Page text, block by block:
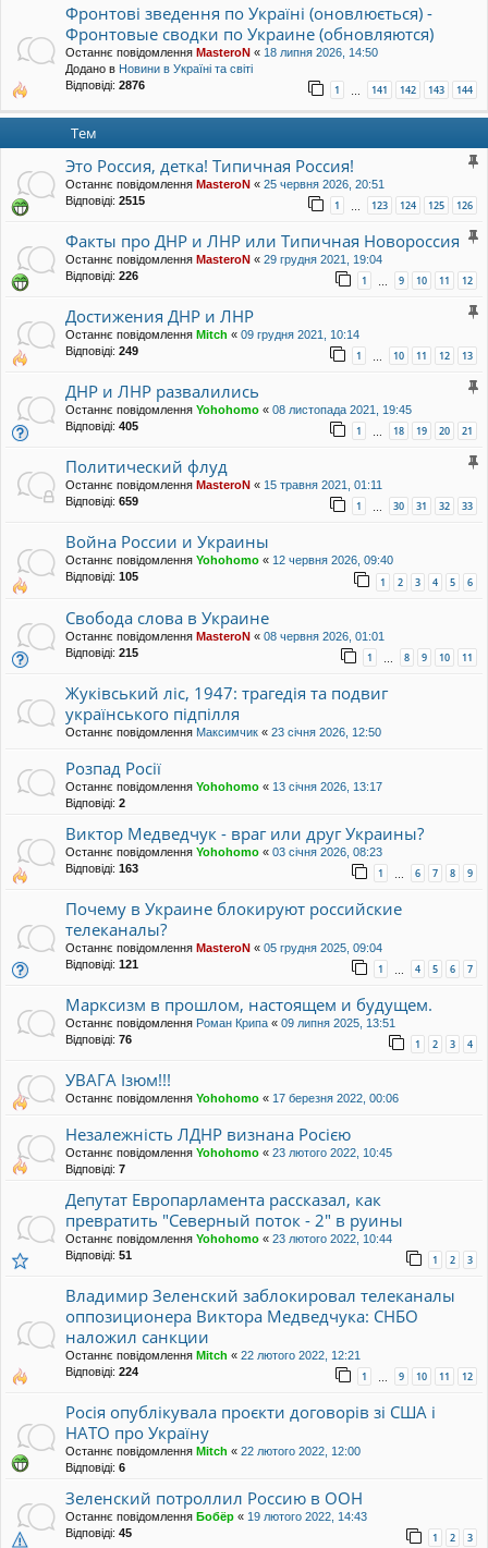
Фронтові зведення по Україні (оновлюється) -
Фронтовые сводки по Украине (обновляются)
Останнє повідомлення MasteroN « 18 липня 2026, 14:50
Додано в Новини в Україні та світі
Відповіді: 2876 1 141 142 143 144
Тем
Это Россия, детка! Типичная Россия!
Останнє повідомлення MasteroN « 25 червня 2026, 20:51
Відповіді: 2515 1 … 123 124 125 126
Факты про ДНР и ЛНР или Типичная Новороссия
Останнє повідомлення MasteroN « 29 грудня 2021, 19:04
Відповіді: 226 1 … 9 10 11 12
Достижения ДНР и ЛНР
Останнє повідомлення Mitch « 09 грудня 2021, 10:14
Відповіді: 249 1 … 10 11 12 13
ДНР и ЛНР развалились
Останнє повідомлення Yohohomo « 08 листопада 2021, 19:45
Відповіді: 405 1 … 18 19 20 21
Политический флуд
Останнє повідомлення MasteroN « 15 травня 2021, 01:11
Відповіді: 659 1 … 30 31 32 33
Война России и Украины
Останнє повідомлення Yohohomo « 12 червня 2026, 09:40
Відповіді: 105 1 2 3 4 5 6
Свобода слова в Украине
Останнє повідомлення MasteroN « 08 червня 2026, 01:01
Відповіді: 215 1 8 9 10 11
Жуківський ліс, 1947: трагедія та подвиг
українського підпілля
Останнє повідомлення Максимчик « 23 січня 2026, 12:50
Розпад Росії
Останнє повідомлення Yohohomo « 13 січня 2026, 13:17
Відповіді: 2
Виктор Медведчук - враг или друг Украины?
Останнє повідомлення Yohohomo « 03 січня 2026, 08:23
Відповіді: 163 1 6 7 8 9
Почему в Украине блокируют российские
телеканалы?
Останнє повідомлення MasteroN « 05 грудня 2025, 09:04
Відповіді: 121 1 4 5 6 7
Марксизм в прошлом, настоящем и будущем.
Останнє повідомлення Роман Крипа « 09 липня 2025, 13:51
Відповіді: 76 1 2 3 4
УВАГА Ізюм!!!
Останнє повідомлення Yohohomo « 17 березня 2022, 00:06
Незалежність ЛДНР визнана Росією
Останнє повідомлення Yohohomo « 23 лютого 2022, 10:45
Відповіді: 7
Депутат Европарламента рассказал, как
превратить "Северный поток - 2" в руины
Останнє повідомлення Yohohomo « 23 лютого 2022, 10:44
Відповіді: 51 1 2 3
Владимир Зеленский заблокировал телеканалы
оппозиционера Виктора Медведчука: СНБО
наложил санкции
Останнє повідомлення Mitch « 22 лютого 2022, 12:21
Відповіді: 224 1 … 9 10 11 12
Росія опублікувала проєкти договорів зі США і
НАТО про Україну
Останнє повідомлення Mitch « 22 лютого 2022, 12:00
Відповіді: 6
Зеленский потроллил Россию в ООН
Останнє повідомлення Бобёр « 19 лютого 2022, 14:43
Відповіді: 45 1 2 3